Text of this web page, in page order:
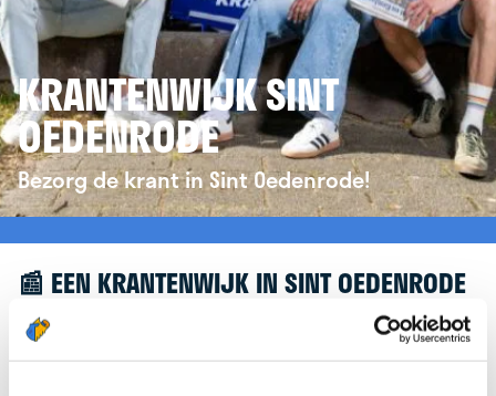
KRANTENWIJK SINT
OEDENRODE
Bezorg de krant in Sint Oedenrode!
📰 EEN KRANTENWIJK IN SINT OEDENRODE
Leuk dat je geïnteresseerd bent in een
krantenwijk in Sint Oedenrode! Om je verder te